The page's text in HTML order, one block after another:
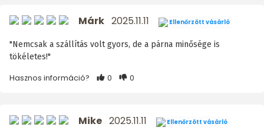
Márk 2025.11.11 Ellenőrzött vásárló
"Nemcsak a szállítás volt gyors, de a párna minősége is
tökéletes!"
Hasznos információ? 0 0
Mike 2025.11.11 Ellenőrzött vásárló